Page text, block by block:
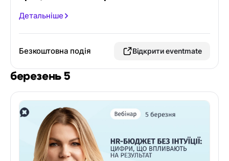
Детальніше
Безкоштовна подія Відкрити eventmate
березень 5